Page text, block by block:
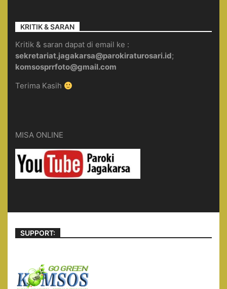
KRITIK & SARAN
Kritik & saran dapat di email ke :
sekretariat.jagakarsa@parokiraturosari.id;
komsosprrfoto@gmail.com
Terima Kasih
MISA ONLINE
SUPPORT: